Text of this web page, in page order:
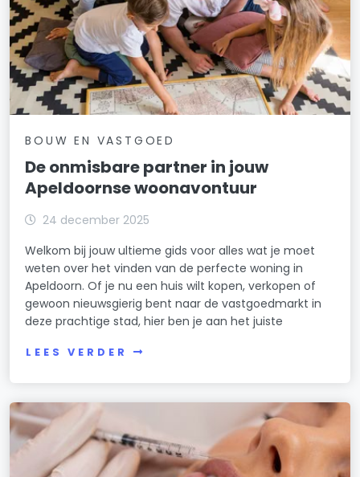
BOUW EN VASTGOED
De onmisbare partner in jouw
Apeldoornse woonavontuur
24 december 2025
Welkom bij jouw ultieme gids voor alles wat je moet
weten over het vinden van de perfecte woning in
Apeldoorn. Of je nu een huis wilt kopen, verkopen of
gewoon nieuwsgierig bent naar de vastgoedmarkt in
deze prachtige stad, hier ben je aan het juiste
LEES VERDER